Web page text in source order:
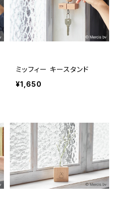
ミッフィー キースタンド
¥1,650